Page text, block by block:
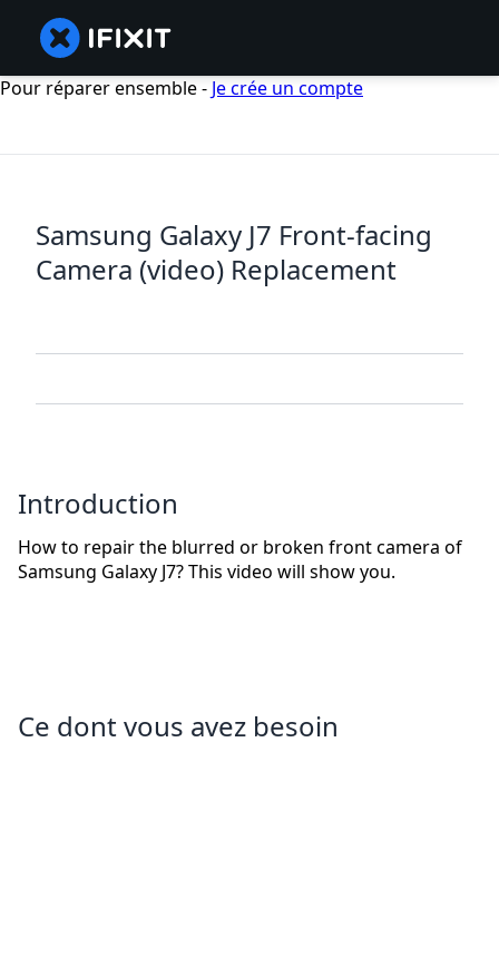
Pour réparer ensemble - Je crée un compte
Samsung Galaxy J7 Front-facing
Camera (video) Replacement
Introduction
How to repair the blurred or broken front camera of
Samsung Galaxy J7? This video will show you.
Ce dont vous avez besoin